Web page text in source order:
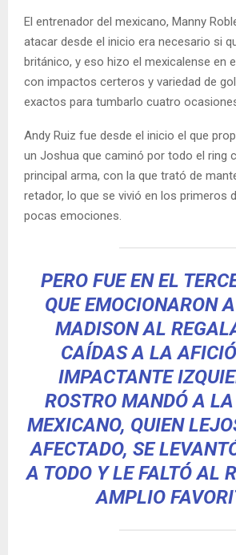
El entrenador del mexicano, Manny
atacar desde el inicio era necesario si
británico, y eso hizo el mexicalense en
con impactos certeros y variedad de
exactos para tumbarlo cuatro
Andy Ruiz fue desde el inicio el que
un Joshua que caminó por todo el ring
principal arma, con la que trató de
retador, lo que se vivió en los primeros
pocas emociones.
PERO FUE EN EL
QUE EMOCIONARON
MADISON AL
CAÍDAS A LA
IMPACTANTE
ROSTRO MANDÓ A
MEXICANO, QUIEN
AFECTADO, SE
A TODO Y LE FALTÓ AL
AMPLIO